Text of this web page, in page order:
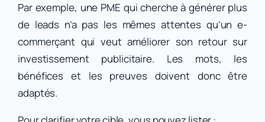
Par exemple, une PME qui cherche à générer plus
de leads n’a pas les mêmes attentes qu’un e-
commerçant qui veut améliorer son retour sur
investissement publicitaire. Les mots, les
bénéfices et les preuves doivent donc être
adaptés.